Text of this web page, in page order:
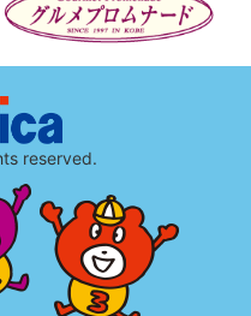
reserved.